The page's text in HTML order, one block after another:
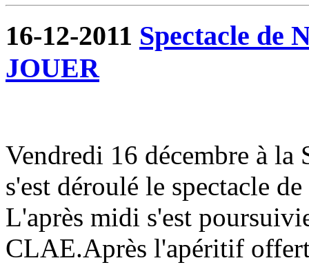
16-12-2011 Spectacle de
JOUER
Vendredi 16 décembre à la
s'est déroulé le spectacle
L'après midi s'est
CLAE.Après l'apéritif